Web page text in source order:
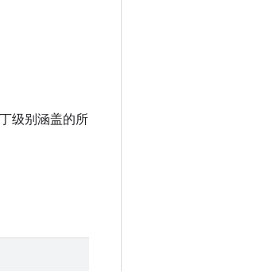
级别涵盖的所